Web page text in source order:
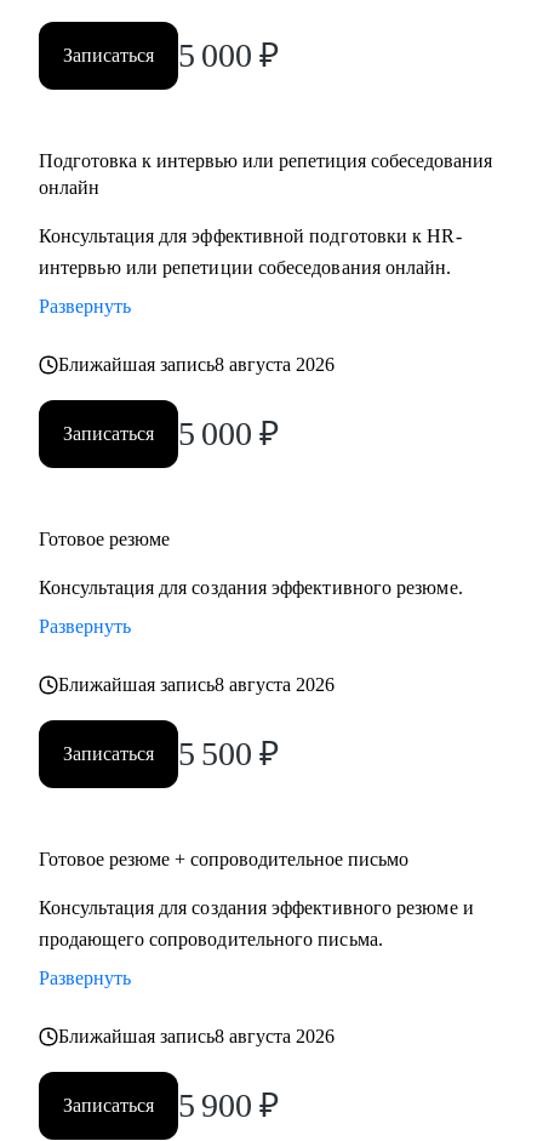
Записаться 5 000 ₽
Подготовка к интервью или репетиция собеседования
онлайн
Консультация для эффективной подготовки к HR-
интервью или репетиции собеседования онлайн.
Развернуть
Ближайшая запись8 августа 2026
Записаться 5 000 ₽
Готовое резюме
Консультация для создания эффективного резюме.
Развернуть
Ближайшая запись8 августа 2026
Записаться 5 500 ₽
Готовое резюме + сопроводительное письмо
Консультация для создания эффективного резюме и
продающего сопроводительного письма.
Развернуть
Ближайшая запись8 августа 2026
Записаться 5 900 ₽